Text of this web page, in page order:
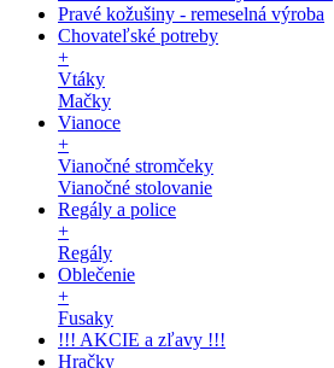
Pravé kožušiny - remeselná výroba
Chovateľské potreby
+
Vtáky
Mačky
Vianoce
+
Vianočné stromčeky
Vianočné stolovanie
Regály a police
+
Regály
Oblečenie
+
Fusaky
!!! AKCIE a zľavy !!!
Hračky